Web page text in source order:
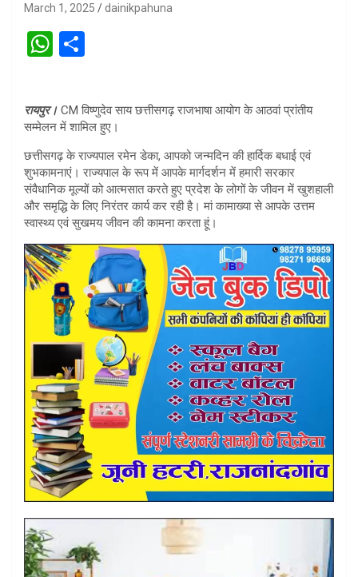
March 1, 2025 dainikpahuna
W
s
A
p
p
ar
e
रायपुर। CM विष्णुदेव साय छत्तीसगढ़ राजभाषा आयोग के आठवां प्रांतीय
सम्मेलन में शामिल हुए।
छत्तीसगढ़ के राज्यपाल रमेन डेका, आपको जन्मदिन की हार्दिक बधाई एवं
शुभकामनाएं। राज्यपाल के रूप में आपके मार्गदर्शन में हमारी सरकार
संवैधानिक मूल्यों को आत्मसात करते हुए प्रदेश के लोगों के जीवन में खुशहाली
और समृद्धि के लिए निरंतर कार्य कर रही है। मां कामाख्या से आपके उत्तम
स्वास्थ्य एवं सुखमय जीवन की कामना करता हूं।